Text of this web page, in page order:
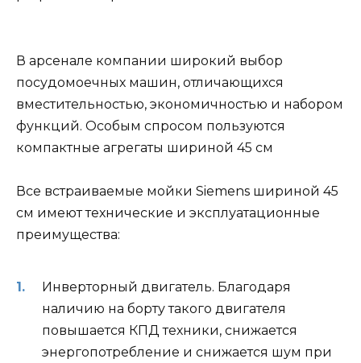
В арсенале компании широкий выбор
посудомоечных машин, отличающихся
вместительностью, экономичностью и набором
функций. Особым спросом пользуются
компактные агрегаты шириной 45 см
Все встраиваемые мойки Siemens шириной 45
см имеют технические и эксплуатационные
преимущества:
Инверторный двигатель. Благодаря
наличию на борту такого двигателя
повышается КПД техники, снижается
энергопотребление и снижается шум при